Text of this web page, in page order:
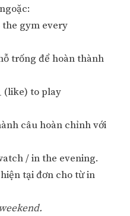
the gym every
trống để hoàn thành
(like) to play
câu hoàn chỉnh với
/ in the evening.
tại đơn cho từ in